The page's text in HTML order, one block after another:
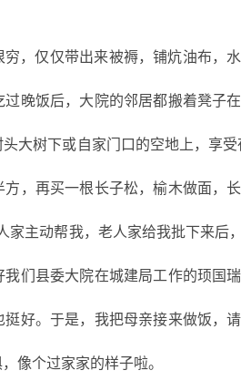
，仅仅带出来被褥，铺炕油布，
晚饭后，大院的邻居都搬着凳子
大树下或自家门口的空地上，享受
，再买一根长子松，榆木做面，
家主动帮我，老人家给我批下来后
们县委大院在城建局工作的顼国
好。于是，我把母亲接来做饭，
像个过家家的样子啦。